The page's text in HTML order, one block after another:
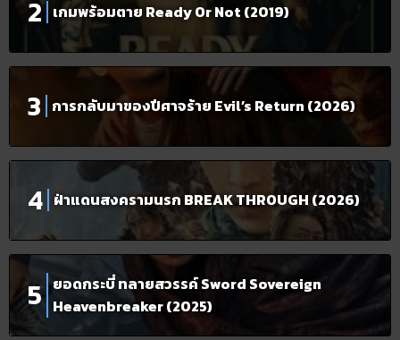
เกมพร้อมตาย Ready Or Not (2019)
การกลับมาของปีศาจร้าย Evil’s Return (2026)
ฝ่าแดนสงครามนรก BREAK THROUGH (2026)
ยอดกระบี่ ทลายสวรรค์ Sword Sovereign
Heavenbreaker (2025)